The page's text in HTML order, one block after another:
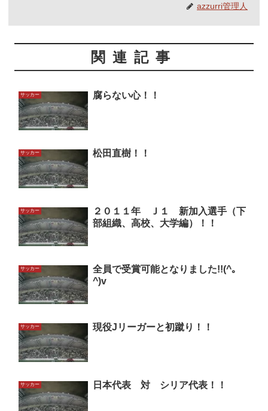
azzurri管理人
関連記事
サッカー 腐らない心！！
サッカー 松田直樹！！
サッカー
２０１１年 Ｊ１ 新加入選手（下
部組織、高校、大学編）！！
サッカー
全員で受賞可能となりました!!(^｡
^)v
サッカー 現役Jリーガーと初蹴り！！
サッカー 日本代表 対 シリア代表！！